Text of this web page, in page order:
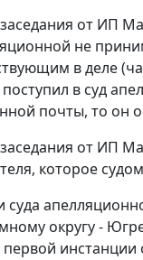
от ИП
не
в деле (
в суд
почты, то он
от ИП
которое
суда
округу -